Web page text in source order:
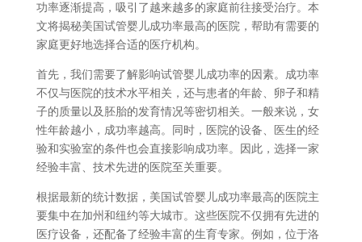
功率逐渐提高，吸引了越来越多的家庭前往接受治疗。本
文将揭秘美国试管婴儿成功率最高的医院，帮助有需要的
家庭更好地选择合适的医疗机构。
首先，我们需要了解影响试管婴儿成功率的因素。成功率
不仅与医院的技术水平相关，还与患者的年龄、卵子和精
子的质量以及胚胎的发育情况等密切相关。一般来说，女
性年龄越小，成功率越高。同时，医院的设备、医生的经
验和实验室的条件也会直接影响成功率。因此，选择一家
经验丰富、技术先进的医院至关重要。
根据最新的统计数据，美国试管婴儿成功率最高的医院主
要集中在加州和纽约等大城市。这些医院不仅拥有先进的
医疗设备，还配备了经验丰富的生育专家。例如，位于洛